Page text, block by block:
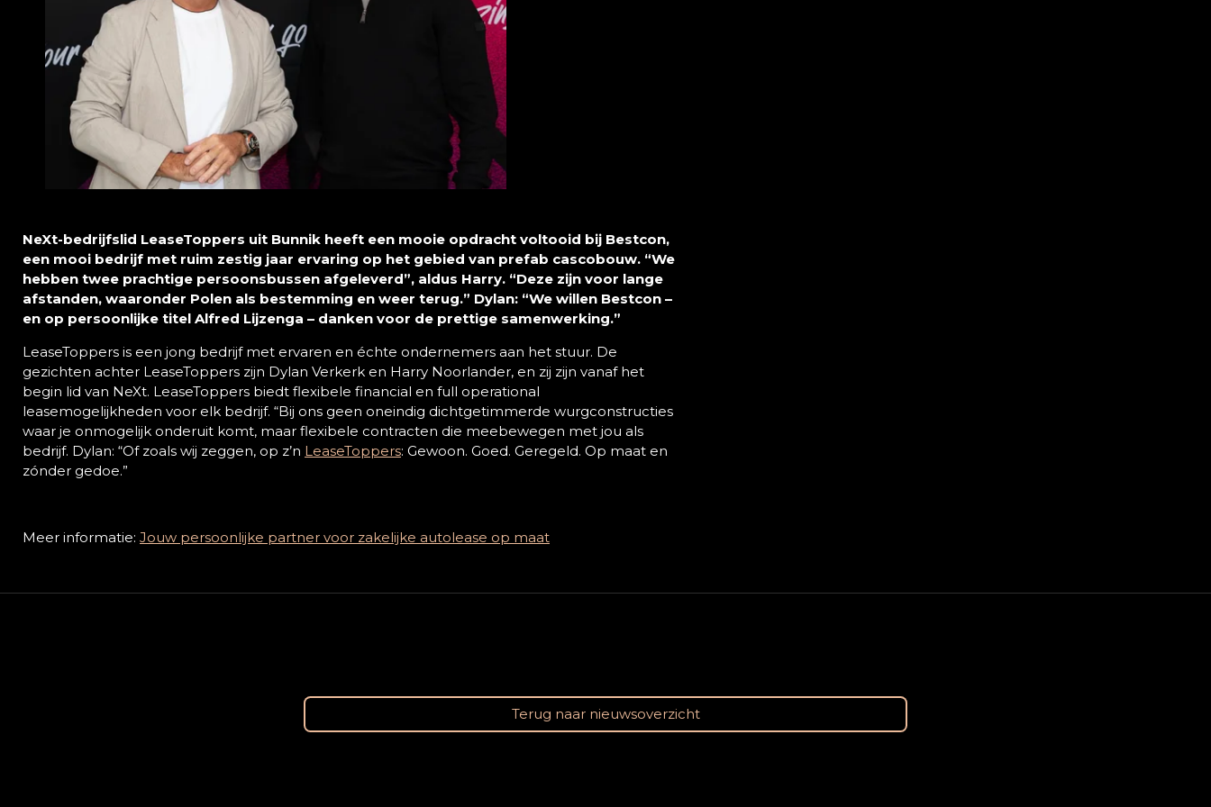
NeXt-bedrijfslid LeaseToppers uit Bunnik heeft een mooie opdracht voltooid bij Bestcon,
een mooi bedrijf met ruim zestig jaar ervaring op het gebied van prefab cascobouw. “We
hebben twee prachtige persoonsbussen afgeleverd”, aldus Harry. “Deze zijn voor lange
afstanden, waaronder Polen als bestemming en weer terug.” Dylan: “We willen Bestcon –
en op persoonlijke titel Alfred Lijzenga – danken voor de prettige samenwerking.”
LeaseToppers is een jong bedrijf met ervaren en échte ondernemers aan het stuur. De
gezichten achter LeaseToppers zijn Dylan Verkerk en Harry Noorlander, en zij zijn vanaf het
begin lid van NeXt. LeaseToppers biedt flexibele financial en full operational
leasemogelijkheden voor elk bedrijf. “Bij ons geen oneindig dichtgetimmerde wurgconstructies
waar je onmogelijk onderuit komt, maar flexibele contracten die meebewegen met jou als
bedrijf. Dylan: “Of zoals wij zeggen, op z’n LeaseToppers: Gewoon. Goed. Geregeld. Op maat en
zónder gedoe.”
Meer informatie: Jouw persoonlijke partner voor zakelijke autolease op maat
Terug naar nieuwsoverzicht